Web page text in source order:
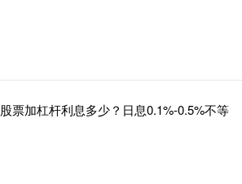
股票加杠杆利息多少？日息0.1%-0.5%不等